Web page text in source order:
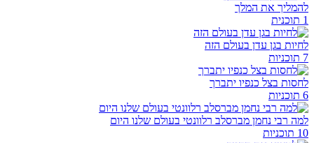
להמליך את המלך
1 תוכנית
לחיות בגן עדן בעולם הזה
7 תוכניות
לחסות בצל כנפיו יתברך
6 תוכניות
למה רבי נחמן מברסלב רלוונטי בעולם שלנו היום
10 תוכניות